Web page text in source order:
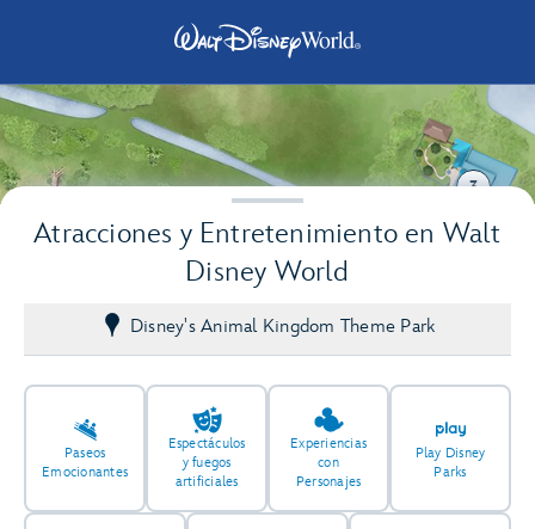
Atracciones y Entretenimiento en Walt
Disney World
Disney's Animal Kingdom Theme Park
Paseos
Emocionantes
Espectáculos
y fuegos
artificiales
Experiencias
con
Personajes
Play Disney
Parks
3